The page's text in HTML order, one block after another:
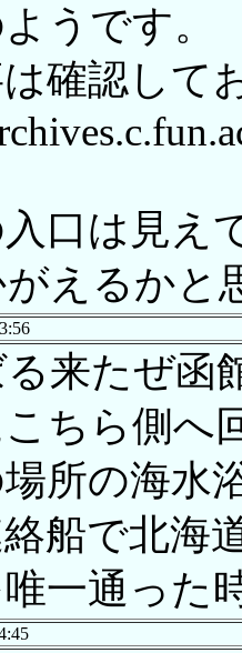
うです。
は確認して
口は見え
えるかと
来たぜ函
ちら側へ
所の海水
船で北海
一通った